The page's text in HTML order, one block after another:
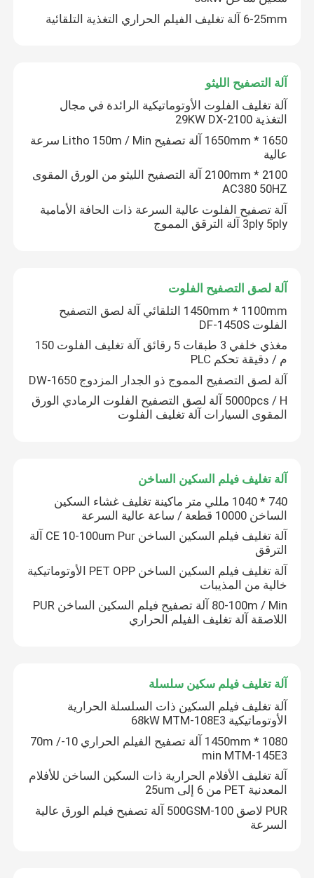
آلة تغليف الكرتون
آلة تغليف الفلوت الأوتوماتيكية
آلة تغليف الفلوت ذات 5 طبقات
آلة جلور المجلد
آلة بايل تيرنر
آلة تغليف الفيلم الحراري
آلة التصفيح الليثو
آلة تغليف فيلم السكين الساخن
آلة تغليف فيلم سكين سلسلة
تغليف الكرتون
6-25mm آلة تغليف الفيلم الحراري التغذية التلقائية
آلة التصفيح الليثو
آلة تغليف الفلوت الأوتوماتيكية الرائدة في مجال
التغذية 29KW DX-2100
1650 * 1650mm آلة تصفيح Litho 150m / Min سرعة
عالية
2100 * 2100mm آلة التصفيح الليثو من الورق المقوى
AC380 50HZ
آلة تصفيح الفلوت عالية السرعة ذات الحافة الأمامية
3ply 5ply آلة الترقق المموج
آلة لصق التصفيح الفلوت
1450mm * 1100mm التلقائي آلة لصق التصفيح
الفلوت DF-1450S
مغذي خلفي 3 طبقات 5 رقائق آلة تغليف الفلوت 150
م / دقيقة تحكم PLC
آلة لصق التصفيح المموج ذو الجدار المزدوج DW-1650
5000pcs / H آلة لصق التصفيح الفلوت الرمادي الورق
المقوى السيارات آلة تغليف الفلوت
آلة تغليف فيلم السكين الساخن
740 * 1040 مللي متر ماكينة تغليف غشاء السكين
الساخن 10000 قطعة / ساعة عالية السرعة
آلة تغليف فيلم السكين الساخن CE 10-100um Pur آلة
الترقق
آلة تغليف فيلم السكين الساخن PET OPP الأوتوماتيكية
خالية من المذيبات
80-100m / Min آلة تصفيح فيلم السكين الساخن PUR
اللاصقة آلة تغليف الفيلم الحراري
آلة تغليف فيلم سكين سلسلة
آلة تغليف فيلم السكين ذات السلسلة الحرارية
الأوتوماتيكية 68kW MTM-108E3
1080 * 1450mm آلة تصفيح الفيلم الحراري 10-70m /
min MTM-145E3
آلة تغليف الأفلام الحرارية ذات السكين الساخن للأفلام
المعدنية PET من 6 إلى 25um
PUR لاصق 100-500GSM آلة تصفيح فيلم الورق عالية
السرعة